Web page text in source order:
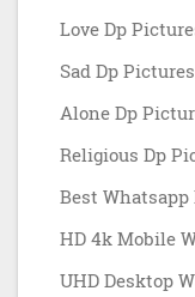
Love Dp
Sad Dp Pictures
Alone Dp
Religious Dp
Best Whatsapp
HD 4k Mobile
UHD Desktop